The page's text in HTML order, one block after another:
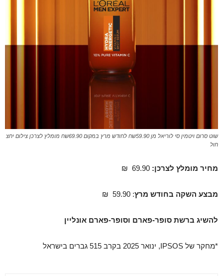
שוט סרום ויטמין סי לוריאל מן 59.90שח לחודש מרץ במקום 69.90שח מומלץ לצרכן צילום יחצ
חול
מחיר מומלץ לצרכן:
מבצע השקה בחודש מרץ: 59.90 ₪
להשיג ברשת סופר-פארם וסופר-פארם אונליין
*מחקר של IPSOS, ינואר 2025 בקרב 515 גברים בישראל